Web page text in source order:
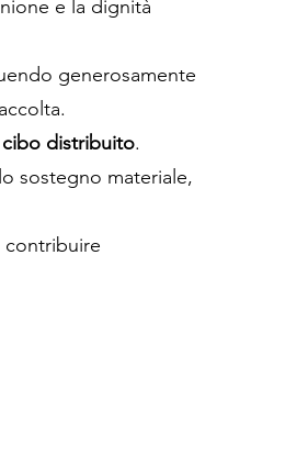
e la dignità
generosamente
distribuito.
sostegno materiale,
contribuire